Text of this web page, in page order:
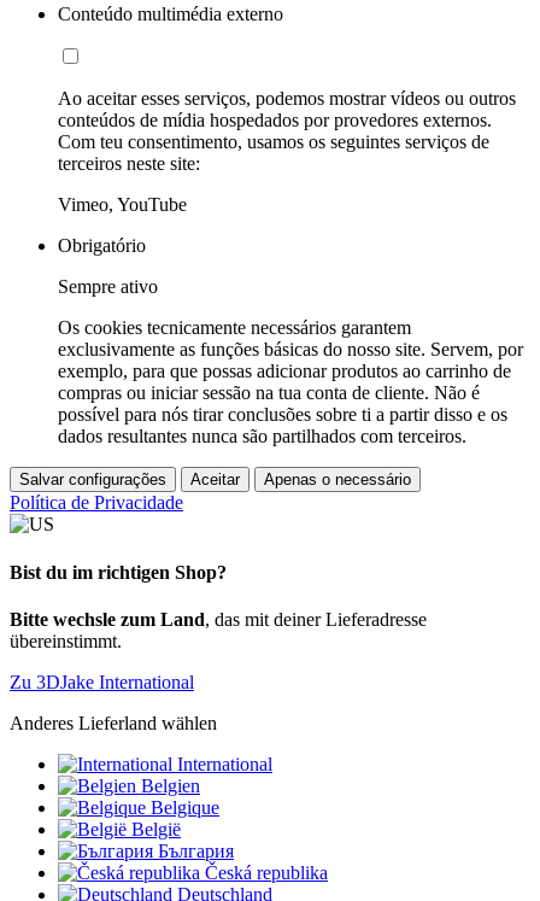
Conteúdo multimédia externo
Ao aceitar esses serviços, podemos mostrar vídeos ou outros
conteúdos de mídia hospedados por provedores externos.
Com teu consentimento, usamos os seguintes serviços de
terceiros neste site:
Vimeo, YouTube
Obrigatório
Sempre ativo
Os cookies tecnicamente necessários garantem
exclusivamente as funções básicas do nosso site. Servem, por
exemplo, para que possas adicionar produtos ao carrinho de
compras ou iniciar sessão na tua conta de cliente. Não é
possível para nós tirar conclusões sobre ti a partir disso e os
dados resultantes nunca são partilhados com terceiros.
Salvar configurações Aceitar Apenas o necessário
Política de Privacidade
Bist du im richtigen Shop?
Bitte wechsle zum Land, das mit deiner Lieferadresse
übereinstimmt.
Zu 3DJake International
Anderes Lieferland wählen
International
Belgien
Belgique
België
България
Česká republika
Deutschland